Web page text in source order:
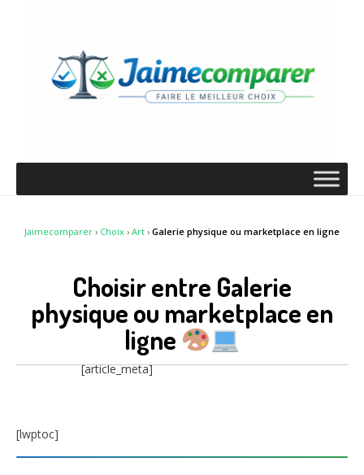
Jaimecomparer › Choix › Art › Galerie physique ou marketplace en ligne
Choisir entre Galerie
physique ou marketplace en
ligne
[article_meta]
[lwptoc]